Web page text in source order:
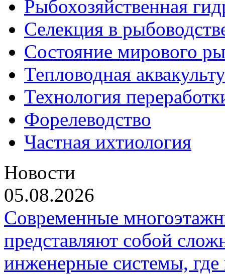
Рыбохозяйственная
Селекция в
Состояние мирового
Тепловодная
Технология
Форелеводство
Частная ихтиология
Новости
05.08.2026
Современные
представляют собой
инженерные системы,